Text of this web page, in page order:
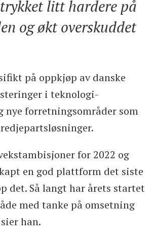
litt hardere på
og økt overskuddet
på oppkjøp av danske
i teknologi-
nye forretningsområder som
for 2022 og
en god plattform det siste
det. Så langt har årets startet
med tanke på omsetning
han.